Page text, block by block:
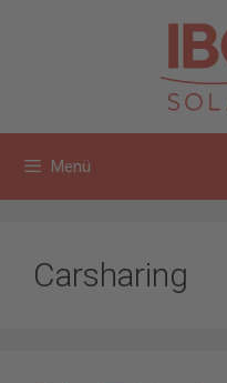
Menü
Carsharing